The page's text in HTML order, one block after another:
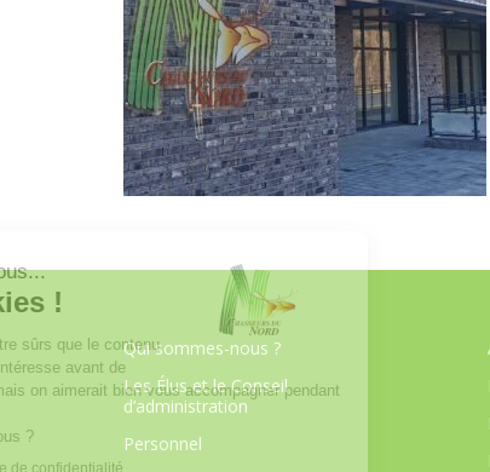
Qui sommes-nous ?
Les Élus et le Conseil
d’administration
Personnel